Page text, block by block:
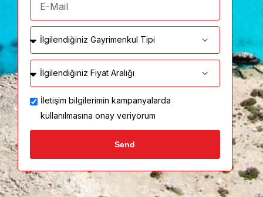
İletişim bilgilerimin kampanyalarda
kullanılmasına onay veriyorum
Send